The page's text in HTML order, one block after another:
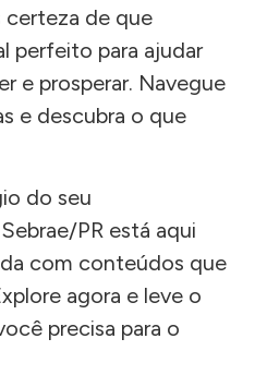
de que
perfeito para ajudar
e prosperar. Navegue
e descubra o que
do seu
PR está aqui
com conteúdos que
agora e leve o
precisa para o